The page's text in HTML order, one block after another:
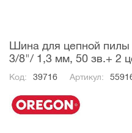
Шина для цепной
3/8"/ 1,3 мм, 50 зв.+ 2
Код: 39716 Артикул: